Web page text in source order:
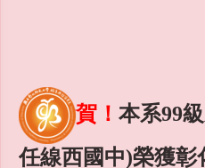
任線西國中)榮獲彰
SUPER教師獎首獎